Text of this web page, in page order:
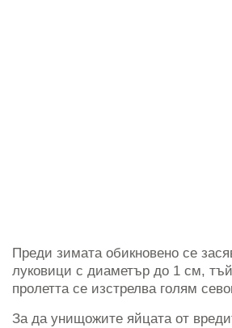
Преди зимата обикновено се
луковици с диаметър до 1 см, тъй
пролетта се изстрелва голям
За да унищожите яйцата от